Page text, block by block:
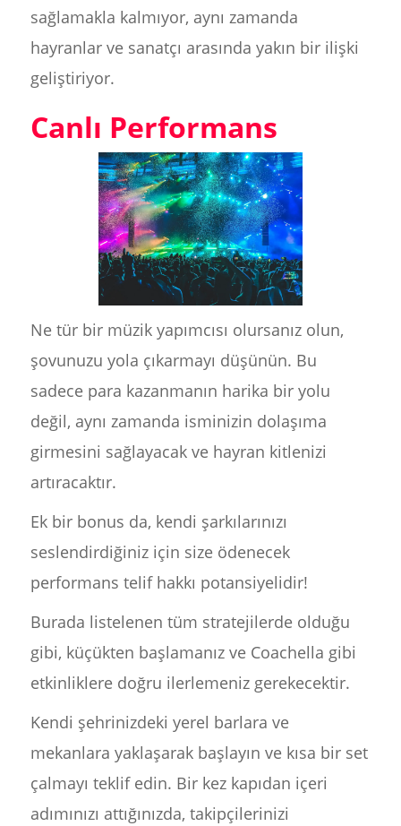
sağlamakla kalmıyor, aynı zamanda
hayranlar ve sanatçı arasında yakın bir ilişki
geliştiriyor.
Canlı Performans
Ne tür bir müzik yapımcısı olursanız olun,
şovunuzu yola çıkarmayı düşünün. Bu
sadece para kazanmanın harika bir yolu
değil, aynı zamanda isminizin dolaşıma
girmesini sağlayacak ve hayran kitlenizi
artıracaktır.
Ek bir bonus da, kendi şarkılarınızı
seslendirdiğiniz için size ödenecek
performans telif hakkı potansiyelidir!
Burada listelenen tüm stratejilerde olduğu
gibi, küçükten başlamanız ve Coachella gibi
etkinliklere doğru ilerlemeniz gerekecektir.
Kendi şehrinizdeki yerel barlara ve
mekanlara yaklaşarak başlayın ve kısa bir set
çalmayı teklif edin. Bir kez kapıdan içeri
adımınızı attığınızda, takipçilerinizi